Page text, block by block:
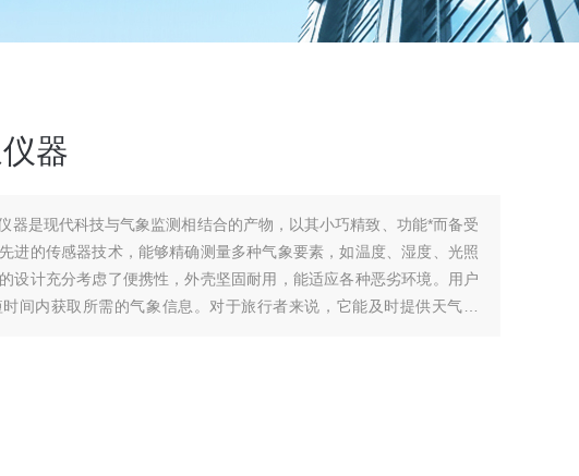
器
器是现代科技与气象监测相结合的产物，以其小巧精致、功能*而备受
进的传感器技术，能够精确测量多种气象要素，如温度、湿度、光照
设计充分考虑了便携性，外壳坚固耐用，能适应各种恶劣环境。用户
间内获取所需的气象信息。对于旅行者来说，它能及时提供天气预